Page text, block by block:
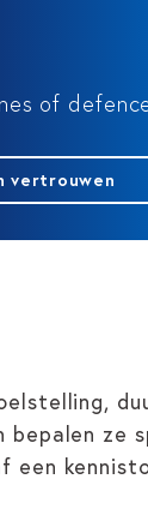
of
vertrouwen
ze
een